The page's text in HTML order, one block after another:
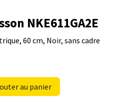
NKE611GA2E
60 cm, Noir, sans cadre
au panier